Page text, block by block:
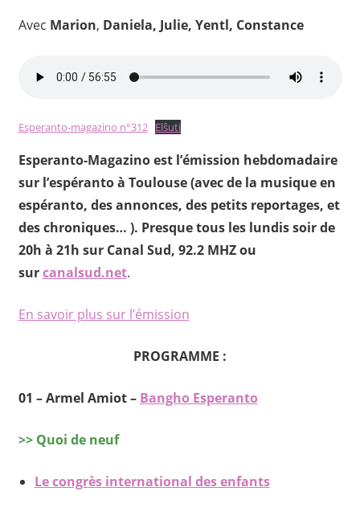
Avec Marion, Daniela, Julie, Yentl, Constance
Esperanto-magazino n°312 Elŝuti
Esperanto-Magazino est l’émission hebdomadaire
sur l’espéranto à Toulouse (avec de la musique en
espéranto, des annonces, des petits reportages, et
des chroniques… ). Presque tous les lundis soir de
20h à 21h sur Canal Sud, 92.2 MHZ ou
surcanalsud.net.
En savoir plus sur l’émission
PROGRAMME :
01 – Armel Amiot – Bangho Esperanto
>> Quoi de neuf
Le congrès international des enfants